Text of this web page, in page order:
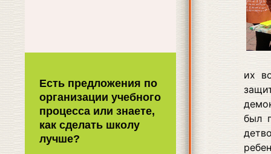
Есть предложения по
организации учебного
процесса или знаете,
как сделать школу
лучше?
их
был